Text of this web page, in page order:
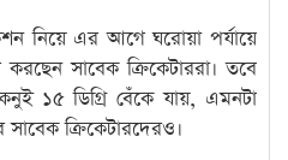
নিয়ে এর আগে ঘরোয়া পর্যায়ে
সাবেক ক্রিকেটাররা। তবে
১৫ ডিগ্রি বেঁকে যায়, এমনটা
ক্রিকেটারদেরও।